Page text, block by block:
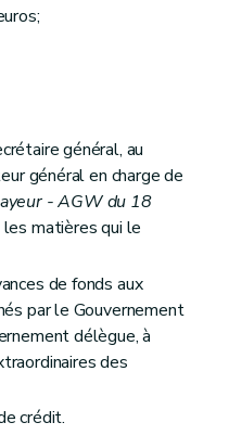
général, au
général en charge de
- AGW du 18
les matières qui le
de fonds aux
par le Gouvernement
délègue, à
des
crédit.